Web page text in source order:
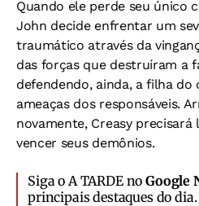
Quando ele perde seu único
John decide enfrentar um
traumático através da
das forças que destruíram a
defendendo, ainda, a filha
ameaças dos responsáveis.
novamente, Creasy
vencer seus demônios.
Siga o A TARDE noGoogle
principais destaques do dia.